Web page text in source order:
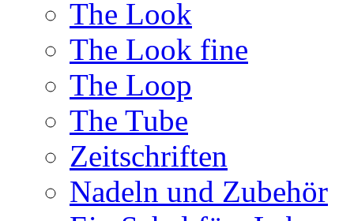
The Look
The Look fine
The Loop
The Tube
Zeitschriften
Nadeln und Zubehör